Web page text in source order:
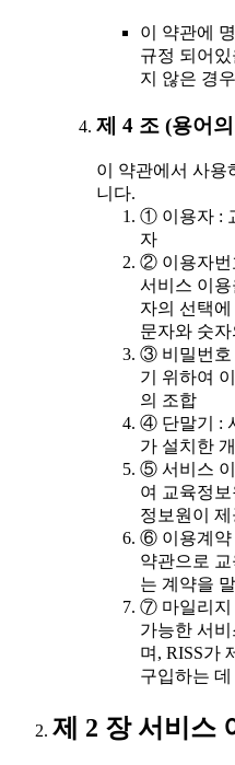
이 약관에
규정 되어
지 않은 경
제 4 조 (용어
이 약관에서 사용
니다.
① 이용자 :
자
② 이용자번
서비스 이
자의 선택
문자와 숫
③ 비밀번호
기 위하여
의 조합
④ 단말기 :
가 설치한
⑤ 서비스
여 교육정
정보원이
⑥ 이용계약
약관으로
는 계약을
⑦ 마일리지
가능한 서
며, RISS가
구입하는
제 2 장 서비스